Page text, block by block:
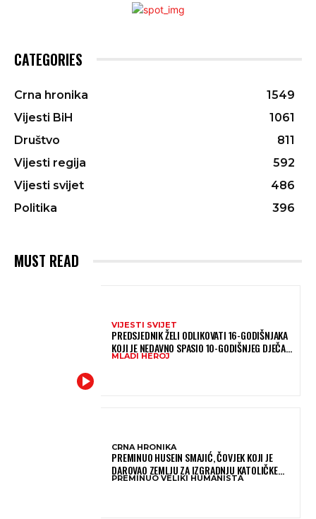
CATEGORIES
Crna hronika
1549
Vijesti BiH
1061
Društvo
811
Vijesti regija
592
Vijesti svijet
486
Politika
396
MUST READ
VIJESTI SVIJET
PREDSJEDNIK ŽELI ODLIKOVATI 16-GODIŠNJAKA
KOJI JE NEDAVNO SPASIO 10-GODIŠNJEG DJEČAKA
IZ SMRTONOSNIH VALOVA
MLADI HEROJ
CRNA HRONIKA
PREMINUO HUSEIN SMAJIĆ, ČOVJEK KOJI JE
DAROVAO ZEMLJU ZA IZGRADNJU KATOLIČKE
CRKVE U BUGOJNU
PREMINUO VELIKI HUMANISTA